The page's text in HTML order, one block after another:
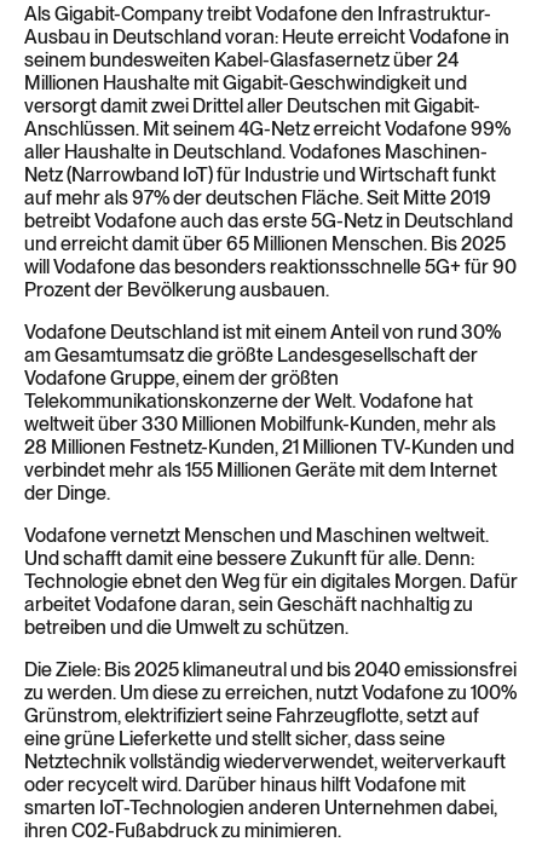
Als Gigabit-Company treibt Vodafone den Infrastruktur-
Ausbau in Deutschland voran: Heute erreicht Vodafone in
seinem bundesweiten Kabel-Glasfasernetz über 24
Millionen Haushalte mit Gigabit-Geschwindigkeit und
versorgt damit zwei Drittel aller Deutschen mit Gigabit-
Anschlüssen. Mit seinem 4G-Netz erreicht Vodafone 99%
aller Haushalte in Deutschland. Vodafones Maschinen-
Netz (Narrowband IoT) für Industrie und Wirtschaft funkt
auf mehr als 97% der deutschen Fläche. Seit Mitte 2019
betreibt Vodafone auch das erste 5G-Netz in Deutschland
und erreicht damit über 65 Millionen Menschen. Bis 2025
will Vodafone das besonders reaktionsschnelle 5G+ für 90
Prozent der Bevölkerung ausbauen.
Vodafone Deutschland ist mit einem Anteil von rund 30%
am Gesamtumsatz die größte Landesgesellschaft der
Vodafone Gruppe, einem der größten
Telekommunikationskonzerne der Welt. Vodafone hat
weltweit über 330 Millionen Mobilfunk-Kunden, mehr als
28 Millionen Festnetz-Kunden, 21 Millionen TV-Kunden und
verbindet mehr als 155 Millionen Geräte mit dem Internet
der Dinge.
Vodafone vernetzt Menschen und Maschinen weltweit.
Und schafft damit eine bessere Zukunft für alle. Denn:
Technologie ebnet den Weg für ein digitales Morgen. Dafür
arbeitet Vodafone daran, sein Geschäft nachhaltig zu
betreiben und die Umwelt zu schützen.
Die Ziele: Bis 2025 klimaneutral und bis 2040 emissionsfrei
zu werden. Um diese zu erreichen, nutzt Vodafone zu 100%
Grünstrom, elektrifiziert seine Fahrzeugflotte, setzt auf
eine grüne Lieferkette und stellt sicher, dass seine
Netztechnik vollständig wiederverwendet, weiterverkauft
oder recycelt wird. Darüber hinaus hilft Vodafone mit
smarten IoT-Technologien anderen Unternehmen dabei,
ihren C02-Fußabdruck zu minimieren.